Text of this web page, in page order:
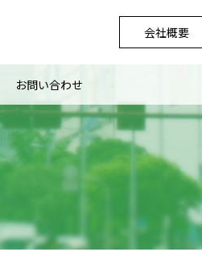
会社概要
お問い合わせ